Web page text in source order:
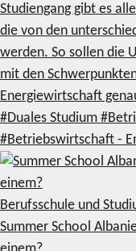
Studiengang gibt es
die von den
werden. So sollen die
mit den
Energiewirtschaft
#Duales Studium
#Betriebswirtschaft -
Berufsschule und
Summer School